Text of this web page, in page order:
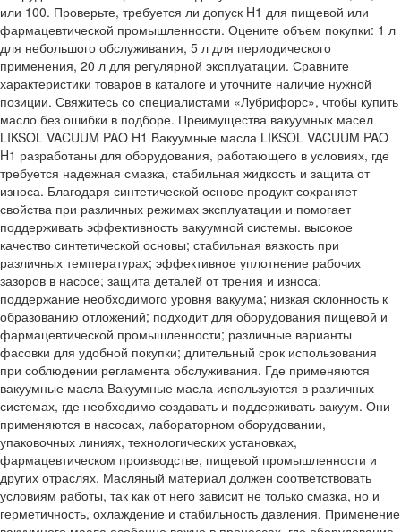
или 100. Проверьте, требуется ли допуск H1 для пищевой или
фармацевтической промышленности. Оцените объем покупки: 1 л
для небольшого обслуживания, 5 л для периодического
применения, 20 л для регулярной эксплуатации. Сравните
характеристики товаров в каталоге и уточните наличие нужной
позиции. Свяжитесь со специалистами «Лубрифорс», чтобы купить
масло без ошибки в подборе. Преимущества вакуумных масел
LIKSOL VACUUM PAO H1 Вакуумные масла LIKSOL VACUUM PAO
H1 разработаны для оборудования, работающего в условиях, где
требуется надежная смазка, стабильная жидкость и защита от
износа. Благодаря синтетической основе продукт сохраняет
свойства при различных режимах эксплуатации и помогает
поддерживать эффективность вакуумной системы. высокое
качество синтетической основы; стабильная вязкость при
различных температурах; эффективное уплотнение рабочих
зазоров в насосе; защита деталей от трения и износа;
поддержание необходимого уровня вакуума; низкая склонность к
образованию отложений; подходит для оборудования пищевой и
фармацевтической промышленности; различные варианты
фасовки для удобной покупки; длительный срок использования
при соблюдении регламента обслуживания. Где применяются
вакуумные масла Вакуумные масла используются в различных
системах, где необходимо создавать и поддерживать вакуум. Они
применяются в насосах, лабораторном оборудовании,
упаковочных линиях, технологических установках,
фармацевтическом производстве, пищевой промышленности и
других отраслях. Масляный материал должен соответствовать
условиям работы, так как от него зависит не только смазка, но и
герметичность, охлаждение и стабильность давления. Применение